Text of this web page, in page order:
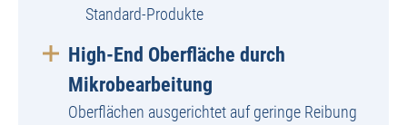
Standard-Produkte
High-End Oberfläche durch
Mikrobearbeitung
Oberflächen ausgerichtet auf geringe Reibung